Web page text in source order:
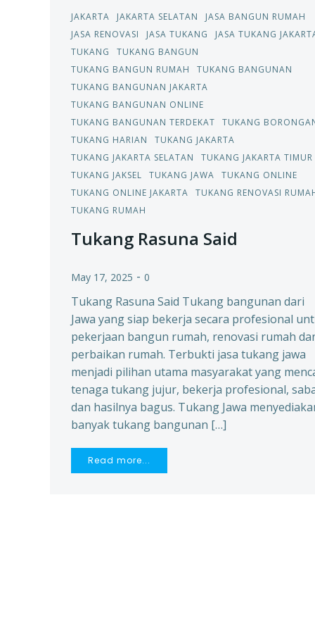
JAKARTA JAKARTA SELATAN
JASA BANGUN RUMAH
JASA RENOVASI
JASA TUKANG
JASA TUKANG
TUKANG
TUKANG BANGUN
TUKANG BANGUN RUMAH
TUKANG BANGUNAN
TUKANG BANGUNAN JAKARTA
TUKANG BANGUNAN ONLINE
TUKANG BANGUNAN TERDEKAT
TUKANG
TUKANG HARIAN
TUKANG JAKARTA
TUKANG JAKARTA SELATAN
TUKANG JAKARTA TIMUR
TUKANG JAKSEL
TUKANG JAWA
TUKANG ONLINE
TUKANG ONLINE JAKARTA
TUKANG RENOVASI
TUKANG RUMAH
Tukang Rasuna Said
May 17, 2025 - 0
Tukang Rasuna Said Tukang bangunan dari
Jawa yang siap bekerja secara profesional
pekerjaan bangun rumah, renovasi rumah
perbaikan rumah. Terbukti jasa tukang jawa
menjadi pilihan utama masyarakat yang
tenaga tukang jujur, bekerja profesional,
dan hasilnya bagus. Tukang Jawa
banyak tukang bangunan […]
Read more...